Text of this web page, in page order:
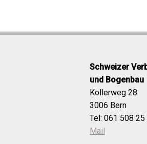
Schweizer
und Bogenbau
Kollerweg 28
3006 Bern
Tel: 061 508 25
Mail